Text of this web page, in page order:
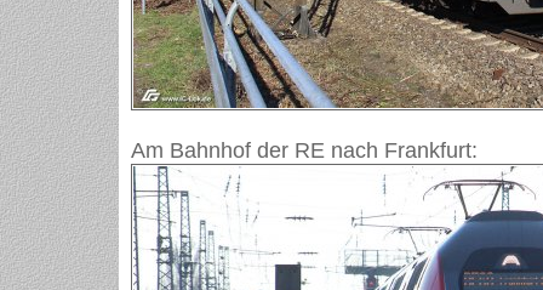
Am Bahnhof der RE nach Frankfurt: